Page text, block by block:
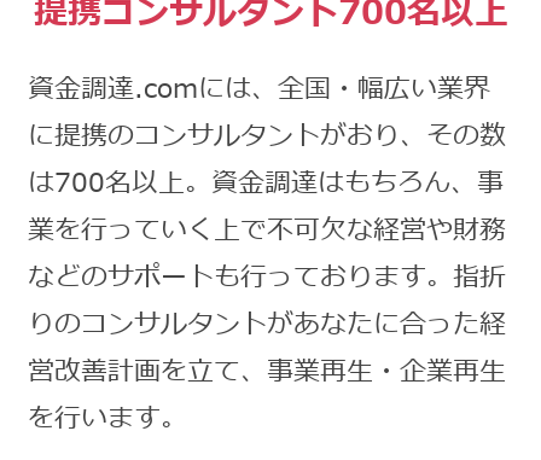
提携コンサルタント700名以上
資金調達.comには、全国・幅広い業界
に提携のコンサルタントがおり、その数
は700名以上。資金調達はもちろん、事
業を行っていく上で不可欠な経営や財務
などのサポートも行っております。指折
りのコンサルタントがあなたに合った経
営改善計画を立て、事業再生・企業再生
を行います。